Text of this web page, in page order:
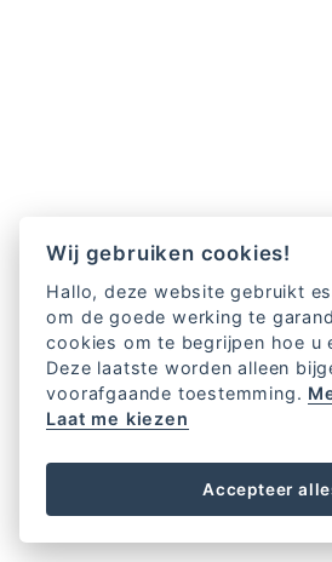
Wij gebruiken cookies!
Hallo, deze website gebruikt
om de goede werking te
cookies om te begrijpen hoe u
Deze laatste worden alleen
voorafgaande toestemming.
Laat me kiezen
Accepteer